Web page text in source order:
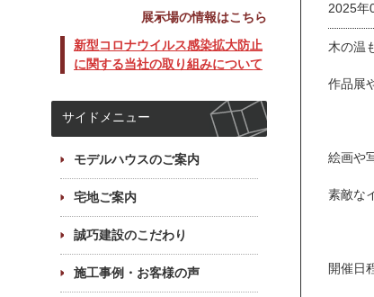
2025年
木の温
作品展
絵画や
素敵な
開催日
展示場の情報はこちら
新型コロナウイルス感染拡大防止
に関する当社の取り組みについて
サイドメニュー
モデルハウスのご案内
宅地ご案内
誠巧建設のこだわり
施工事例・お客様の声